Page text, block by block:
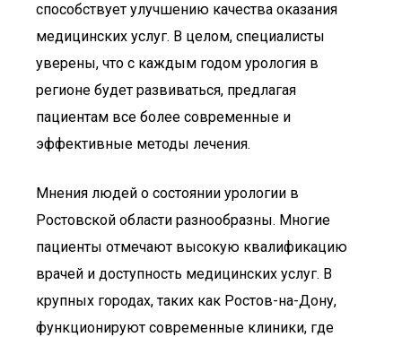
способствует улучшению качества оказания
медицинских услуг. В целом, специалисты
уверены, что с каждым годом урология в
регионе будет развиваться, предлагая
пациентам все более современные и
эффективные методы лечения.
Мнения людей о состоянии урологии в
Ростовской области разнообразны. Многие
пациенты отмечают высокую квалификацию
врачей и доступность медицинских услуг. В
крупных городах, таких как Ростов-на-Дону,
функционируют современные клиники, где